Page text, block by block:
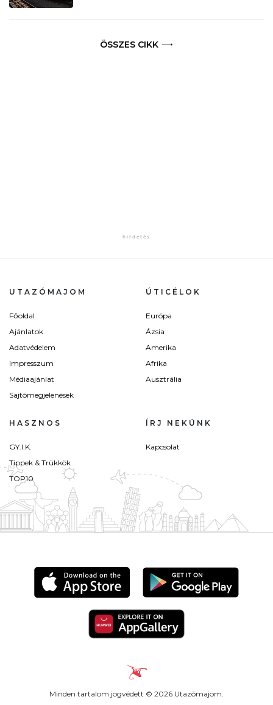
ÖSSZES CIKK
UTAZÓMAJOM
Főoldal
Ajánlatok
Adatvédelem
Impresszum
Médiaajánlat
Sajtómegjelenések
ÚTICÉLOK
Európa
Ázsia
Amerika
Afrika
Ausztrália
HASZNOS
GY.I.K.
Tippek & Trükkök
TOP10
ÍRJ NEKÜNK
Kapcsolat
Minden tartalom jogvédett © 2026 Utazómajom.